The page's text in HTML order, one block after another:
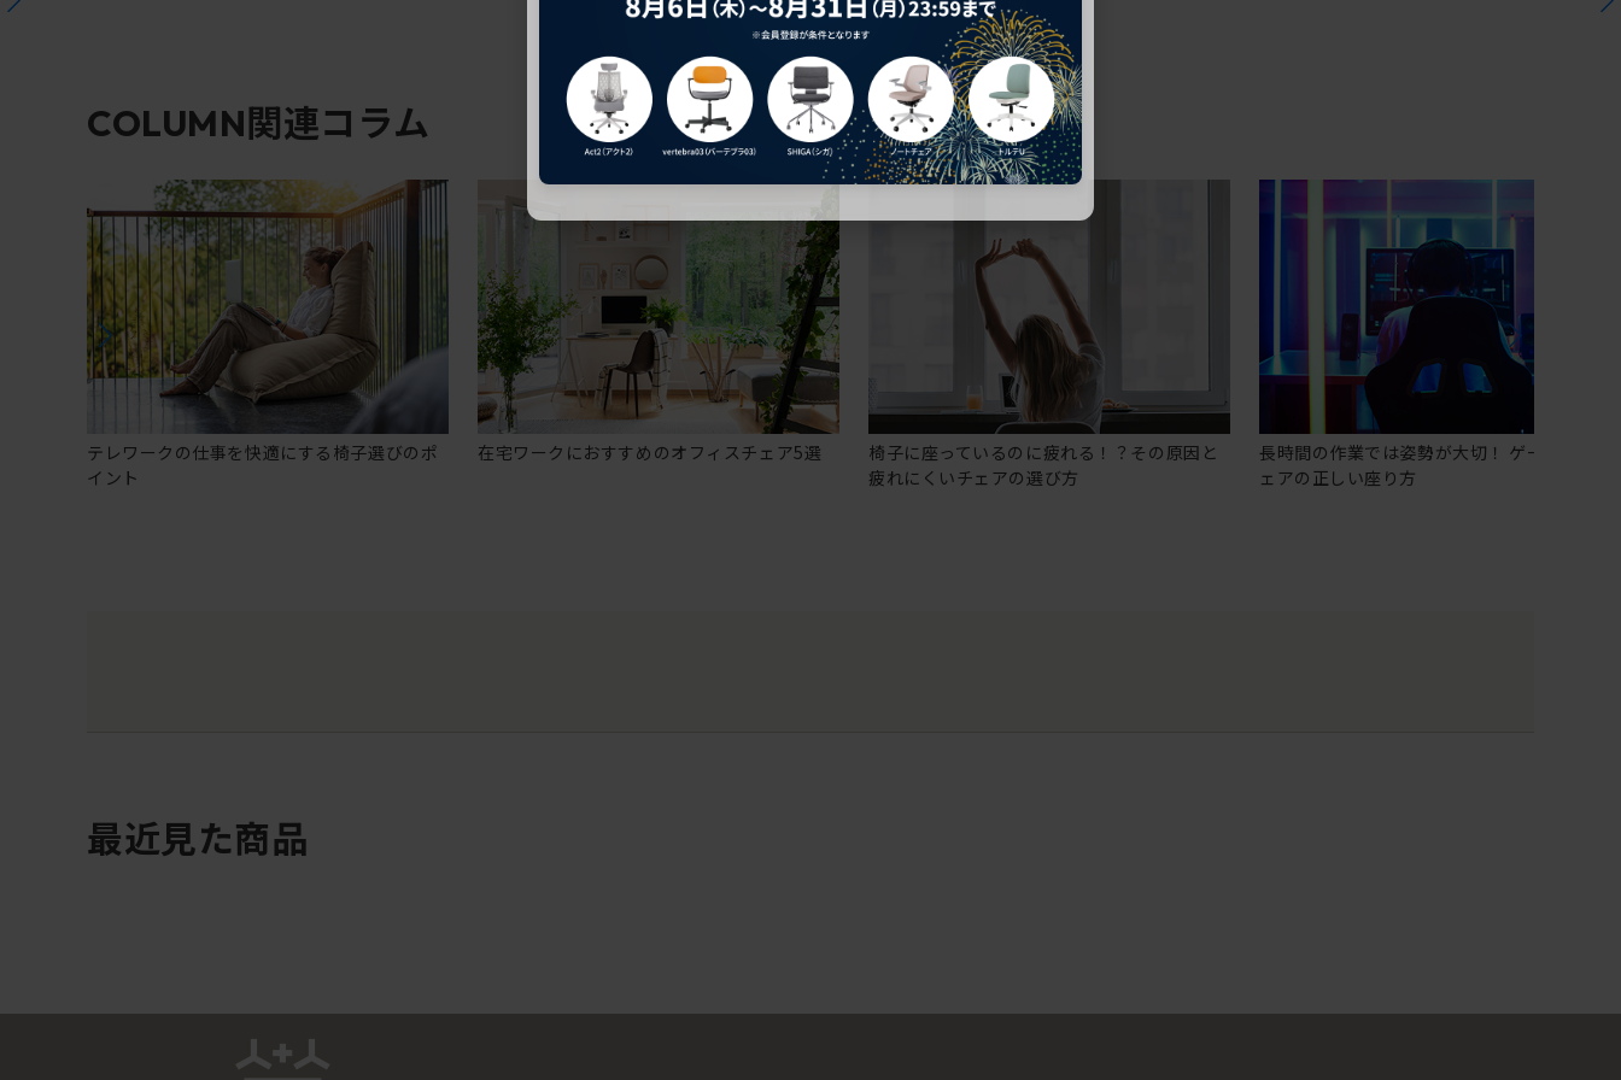
COLUMN関連コラム
テレワークの仕事を快適にする椅子選びのポ
イント
在宅ワークにおすすめのオフィスチェア5選
椅子に座っているのに疲れる！？その原因と
疲れにくいチェアの選び方
長時間の作業では姿勢が大切！ ゲーミングチ
ェアの正しい座り方
最近見た商品